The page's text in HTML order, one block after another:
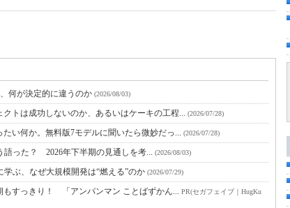
何が決定的に違うのか (2026/08/03)
トは成功しないのか、あるいはケーキの工程... (2026/07/28)
い何か。無料版7モデルに聞いたら微妙だっ... (2026/07/28)
語った？ 2026年下半期の見通しを考... (2026/08/03)
ぶ、なぜ大規模開発は“燃える”のか (2026/07/29)
もすっきり！ 「アンパンマン ことばずかん... PR(セガフェイブ｜HugKu